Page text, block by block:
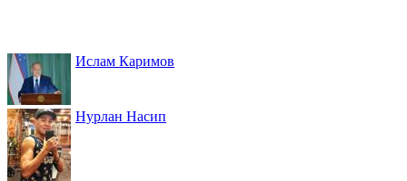
Ислам Каримов
Нурлан Насип